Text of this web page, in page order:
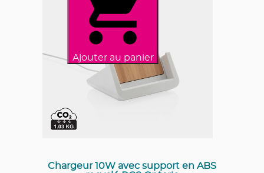
Ajouter au panier
Chargeur 10W avec support en ABS